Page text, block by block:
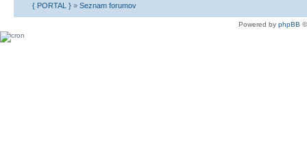
{ PORTAL } » Seznam forumov
Powered by phpBB